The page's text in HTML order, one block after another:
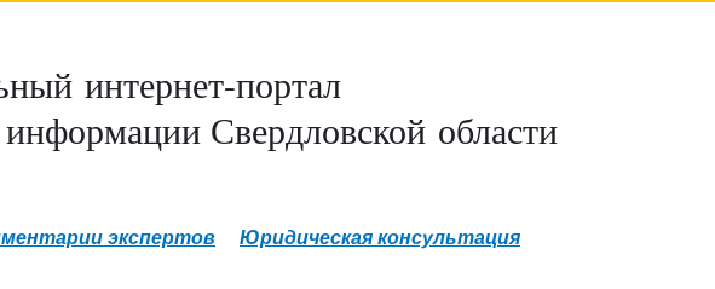
интернет-портал
Свердловской области
экспертов Юридическая консультация